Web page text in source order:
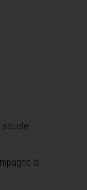
di